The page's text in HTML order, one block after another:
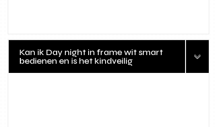
Kan ik Day night in frame wit smart
bedienen en is het kindveilig